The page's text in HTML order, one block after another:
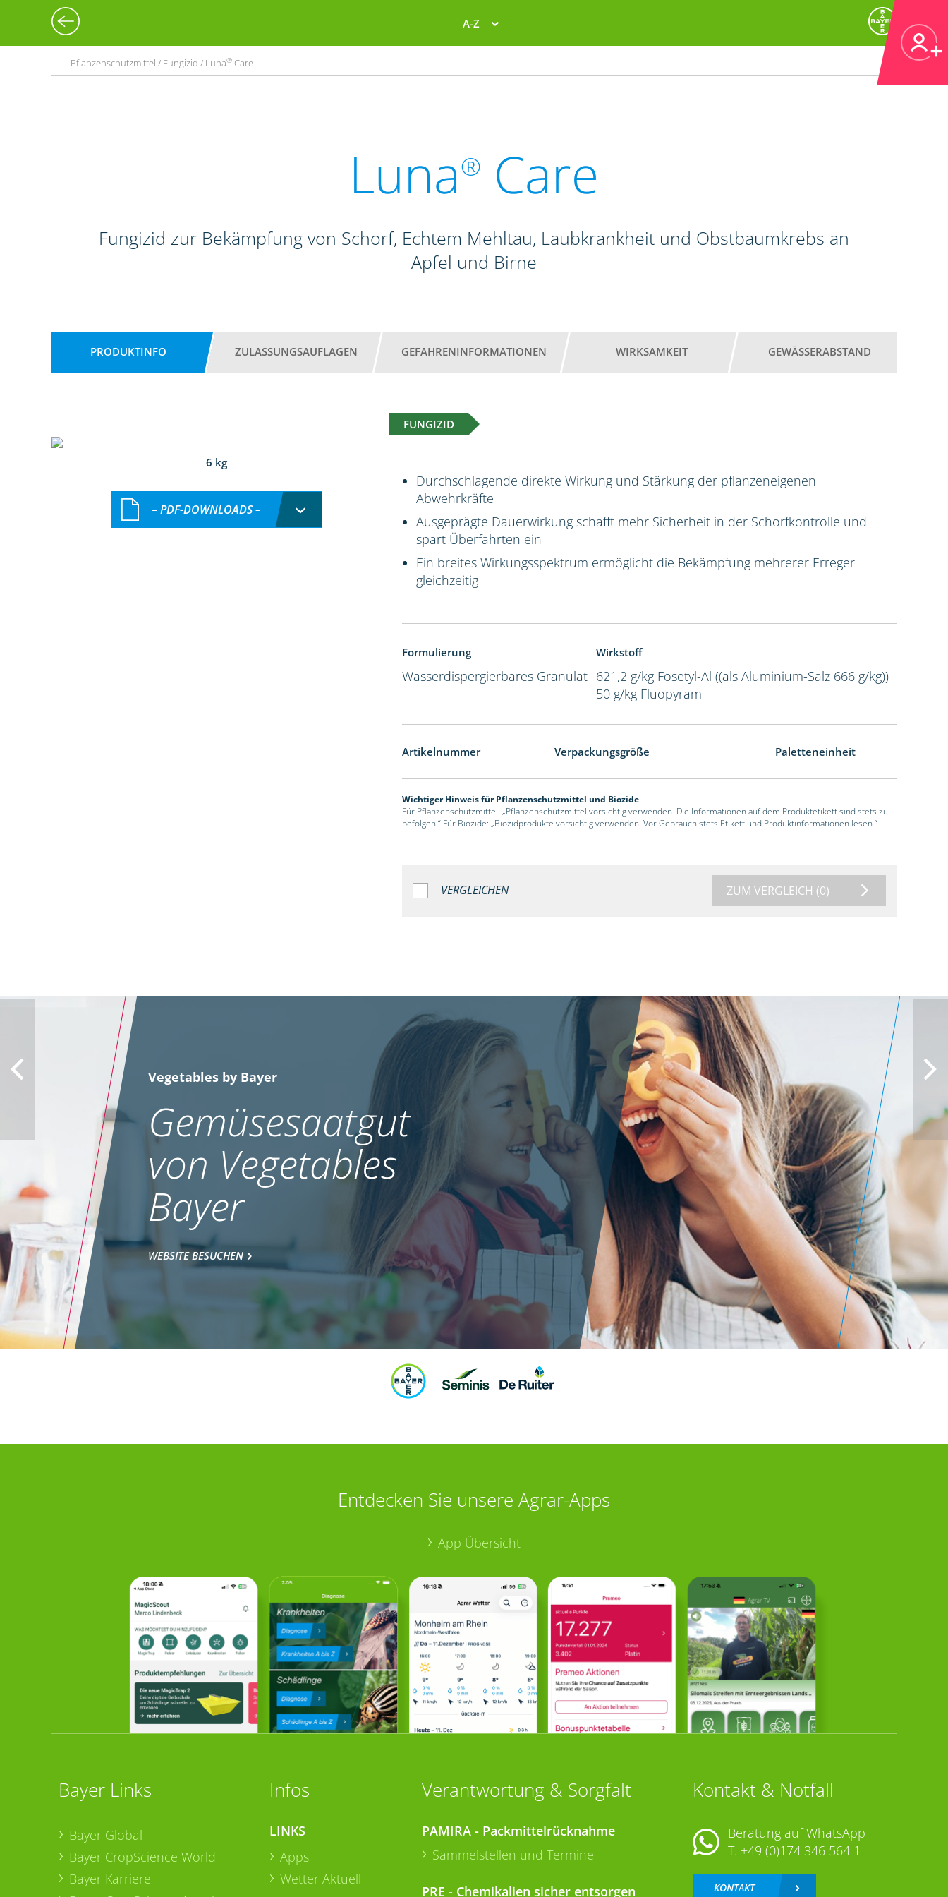
A-Z
Pflanzenschutzmittel / Fungizid / Luna® Care
Luna® Care
Fungizid zur Bekämpfung von Schorf, Echtem Mehltau, Laubkrankheit und Obstbaumkrebs an
Apfel und Birne
PRODUKTINFO ZULASSUNGSAUFLAGEN GEFAHRENINFORMATIONEN WIRKSAMKEIT GEWÄSSERABSTAND
FUNGIZID
6 kg
– PDF-DOWNLOADS –
Durchschlagende direkte Wirkung und Stärkung der pflanzeneigenen
Abwehrkräfte
Ausgeprägte Dauerwirkung schafft mehr Sicherheit in der Schorfkontrolle und
spart Überfahrten ein
Ein breites Wirkungsspektrum ermöglicht die Bekämpfung mehrerer Erreger
gleichzeitig
Formulierung
Wasserdispergierbares Granulat
Wirkstoff
621,2 g/kg Fosetyl-Al ((als Aluminium-Salz 666 g/kg))
50 g/kg Fluopyram
Artikelnummer Verpackungsgröße Paletteneinheit
Wichtiger Hinweis für Pflanzenschutzmittel und Biozide
Für Pflanzenschutzmittel: „Pflanzenschutzmittel vorsichtig verwenden. Die Informationen auf dem Produktetikett sind stets zu
befolgen.“ Für Biozide: „Biozidprodukte vorsichtig verwenden. Vor Gebrauch stets Etikett und Produktinformationen lesen.“
VERGLEICHEN ZUM VERGLEICH (0)
Vegetables by Bayer
Gemüsesaatgut
von Vegetables
Bayer
WEBSITE BESUCHEN
Entdecken Sie unsere Agrar-Apps
App Übersicht
Bayer Links
Bayer Global
Bayer CropScience World
Bayer Karriere
Infos
LINKS
Apps
Wetter Aktuell
Verantwortung & Sorgfalt
PAMIRA - Packmittelrücknahme
Sammelstellen und Termine
PRE - Chemikalien sicher entsorgen
Kontakt & Notfall
Beratung auf WhatsApp
T. +49 (0)174 346 564 1
KONTAKT